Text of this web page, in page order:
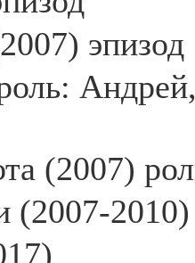
эпизод
(2007)
(2007-2010)